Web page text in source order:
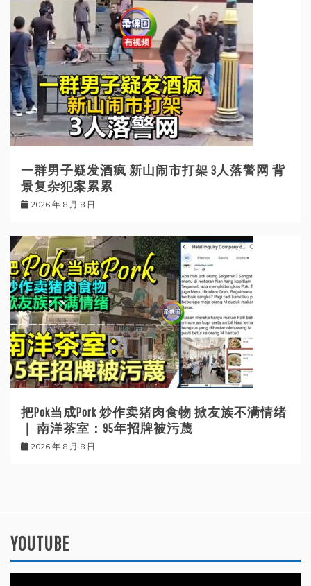
一群男子疑发酒疯 新山闹市打架 3人落警网 背
景复杂犯案累累
2026 年 8 月 8 日
把Pok当成Pork 炒作卖猪肉食物 掀友族不满情绪
｜ 南洋茶室：95年招牌被污蔑
2026 年 8 月 8 日
YOUTUBE